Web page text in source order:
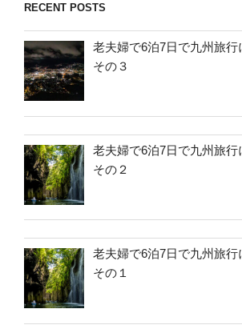
RECENT POSTS
老夫婦で6泊7日で九州旅行
その３
老夫婦で6泊7日で九州旅行
その２
老夫婦で6泊7日で九州旅行
その１